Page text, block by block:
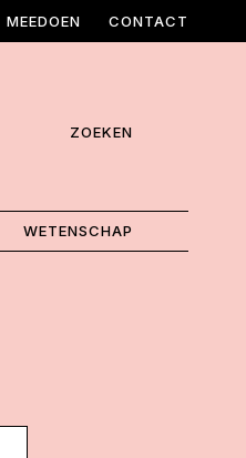
MEEDOEN CONTACT
ZOEKEN
WETENSCHAP